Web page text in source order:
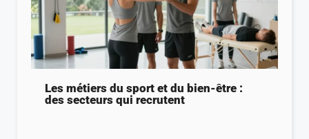
Les métiers du sport et du bien-être :
des secteurs qui recrutent